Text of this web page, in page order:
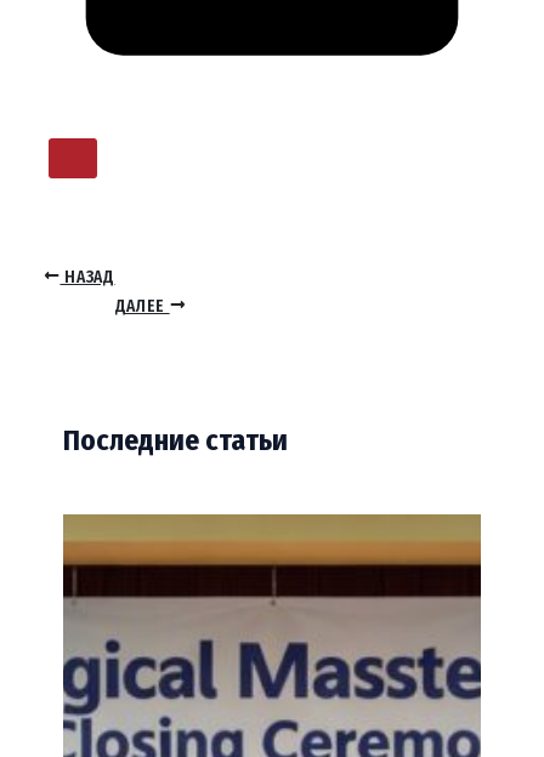
НАЗАД
ДАЛЕЕ
Последние статьи